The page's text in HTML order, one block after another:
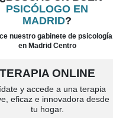
PSICÓLOGO EN
MADRID?
nuestro gabinete de psicología
en Madrid Centro
ONLINE
y accede a una terapia
eficaz e innovadora desde
tu hogar.